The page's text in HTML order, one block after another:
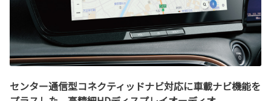
センター通信型コネクティッドナビ対応に車載ナビ機能を